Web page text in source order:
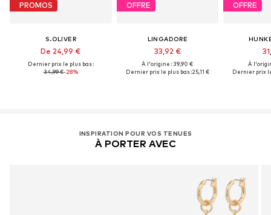
PROMOS
S.OLIVER
De 24,99 €
Dernier prix le plus bas :
34,99 €-28%
OFFRE
LINGADORE
33,92 €
À l'origine : 39,90 €
Dernier prix le plus bas :25,11 €
OFFRE
À
Dernier prix
INSPIRATION POUR VOS TENUES
À PORTER AVEC